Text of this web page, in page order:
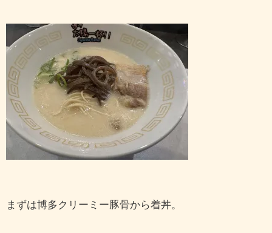
まずは博多クリーミー豚骨から着丼。